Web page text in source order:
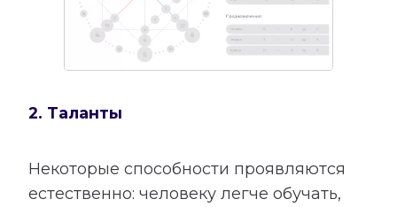
2. Таланты
Некоторые способности проявляются
естественно: человеку легче обучать,